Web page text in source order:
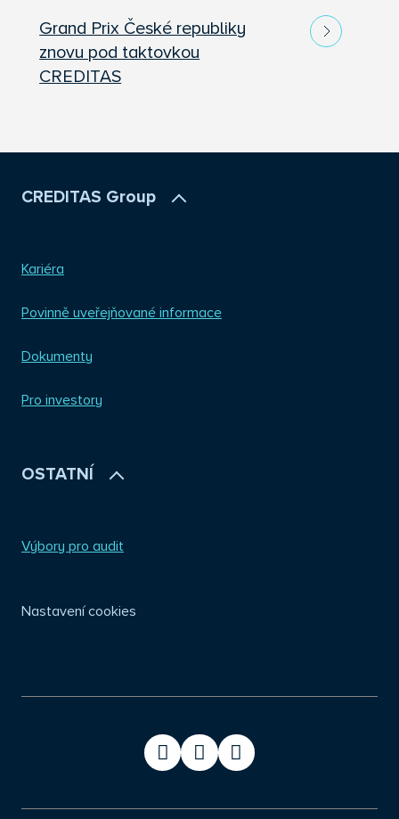
Grand Prix České republiky
znovu pod taktovkou
CREDITAS
CREDITAS Group
Kariéra
Povinně uveřejňované informace
Dokumenty
Pro investory
OSTATNÍ
Výbory pro audit
Nastavení cookies